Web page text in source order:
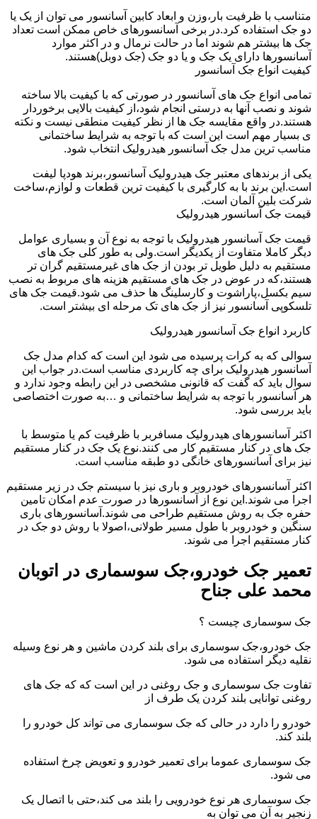
متناسب با ظرفیت بار،وزن و ابعاد کابین آسانسور می توان از یک یا
دو جک استفاده کرد.در برخی آسانسورهای خاص ممکن است تعداد
جک ها بیشتر هم شوند اما در حالت نرمال و در اکثر موارد
آسانسورها دارای یک جک و یا دو جک (جک دوبل)هستند.
کیفیت انواع جک آسانسور
تمامی انواع جک های آسانسور در صورتی که با کیفیت بالا ساخته
شوند و نصب آنها به درستی انجام شود،از کیفیت بالایی برخوردار
هستند.در واقع مقایسه جک ها از نظر کیفیت منطقی نیست و نکته
ی بسیار مهم است این است که با توجه به شرایط ساختمانی
مناسب ترین مدل جک آسانسور هیدرولیک انتخاب شود.
یکی از برندهای معتبر جک هیدرولیک آسانسور،برند هودپا لیفت
است.این برند با به کارگیری با کیفیت ترین قطعات و لوازم،ساخت
شرکت بلین آلمان است.
قیمت جک آسانسور هیدرولیک
قیمت جک آسانسور هیدرولیک با توجه به نوع آن و بسیاری عوامل
دیگر کاملا متفاوت از یکدیگر است.ولی به طور کلی جک های
مستقیم به دلیل طویل تر بودن از جک های غیرمستقیم گران تر
هستند،که در عوض در جک های مستقیم هزینه های مربوط به نصب
سیم بکسل،پاراشوت و کارسلینگ ها حذف می شود.قیمت جک های
تلسکوپی آسانسور نیز از جک های تک مرحله ای بیشتر است.
کاربرد انواع جک آسانسور هیدرولیک
سوالی که به کرات پرسیده می شود این است که کدام مدل جک
آسانسور هیدرولیک برای چه کاربردی مناسب است.در جواب این
سوال باید که گفت که قانونی مشخصی در این رابطه وجود ندارد و
هر آسانسور با توجه به شرایط ساختمانی و …به صورت اختصاصی
باید بررسی شود.
اکثر آسانسورهای هیدرولیک مسافربر با ظرفیت کم یا متوسط با
جک های در کنار مستقیم کار می کنند.نوع یک جک در کنار مستقیم
نیز برای آسانسورهای خانگی دو طبقه مناسب است.
اکثر آسانسورهای خودروبر و باری نیز با سیستم جک در زیر مستقیم
اجرا می شوند.این نوع از آسانسورها در صورت عدم امکان تامین
حفره جک به روش مستقیم طراحی می شوند.آسانسورهای باری
سنگین و خودروبر با طول مسیر طولانی،اصولا با روش دو جک در
کنار مستقیم اجرا می شوند.
تعمیر جک خودرو،جک سوسماری در اتوبان
محمد علی جناح
جک سوسماری چیست ؟
جک خودرو،جک سوسماری برای بلند کردن ماشین و هر نوع وسیله
نقلیه دیگر استفاده می شود.
تفاوت جک سوسماری و جک روغنی در این است که که جک های
روغنی توانایی بلند کردن یک طرف از
خودرو را دارد در حالی که جک سوسماری می تواند کل خودرو را
بلند کند.
جک سوسماری عموما برای تعمیر خودرو و تعویض چرخ استفاده
می شود.
جک سوسماری هر نوع خودرویی را بلند می کند،حتی با اتصال یک
زنجیر به آن می توان به